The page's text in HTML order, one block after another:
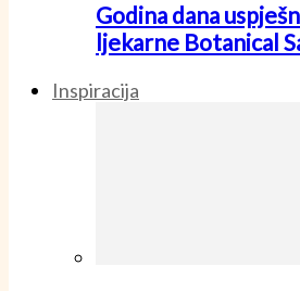
Godina dana
ljekarne Botanical
Inspiracija